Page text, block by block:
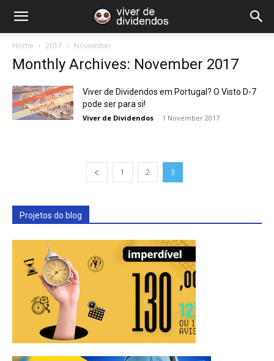
Home 2017 November
Monthly Archives: November 2017
Viver de Dividendos em Portugal? O Visto D-7
pode ser para si!
Viver de Dividendos - 1 November 2017
1 2 3
Projetos do blog